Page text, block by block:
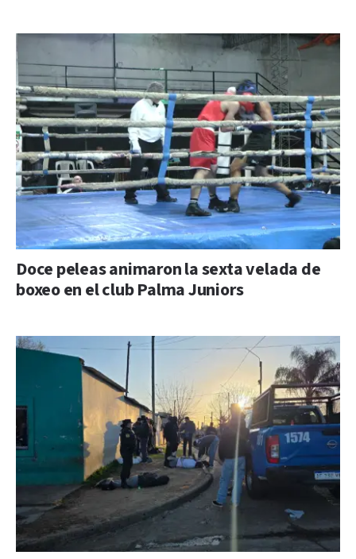
Doce peleas animaron la sexta velada de
boxeo en el club Palma Juniors